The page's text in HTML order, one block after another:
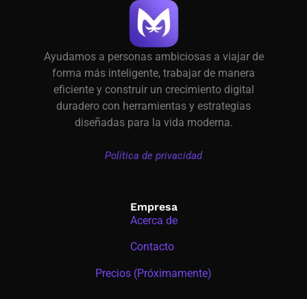
Ayudamos a personas ambiciosas a viajar de
forma más inteligente, trabajar de manera
eficiente y construir un crecimiento digital
duradero con herramientas y estrategias
diseñadas para la vida moderna.
Política de privacidad
Empresa
Acerca de
Contacto
Precios (Próximamente)